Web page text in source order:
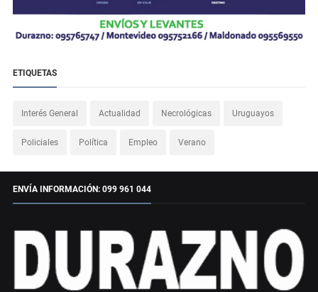
ETIQUETAS
Interés General Actualidad Necrológicas Uruguayos
Policiales Política Empleo Verano
ENVÍA INFORMACIÓN: 099 961 044